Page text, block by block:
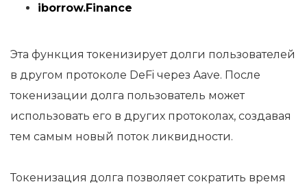
iborrow.Finance
Эта функция токенизирует долги пользователей
в другом протоколе DeFi через Aave. После
токенизации долга пользователь может
использовать его в других протоколах, создавая
тем самым новый поток ликвидности.
Токенизация долга позволяет сократить время